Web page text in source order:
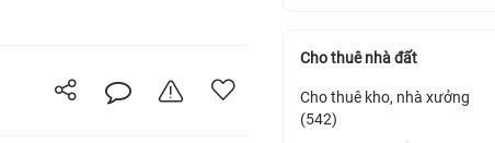
Cho thuê nhà đất
Cho thuê kho, nhà xưởng
(542)